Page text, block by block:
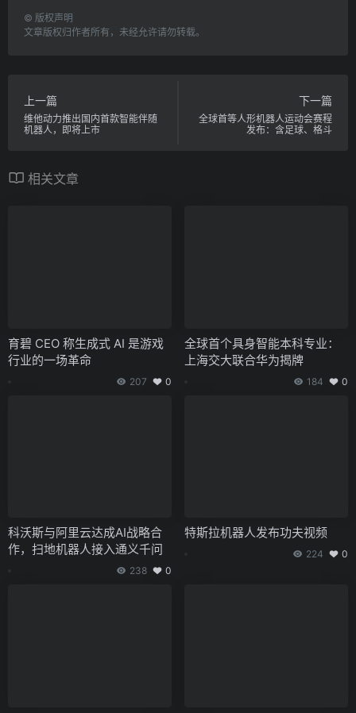
© 版权声明
文章版权归作者所有，未经允许请勿转载。
上一篇
维他动力推出国内首款智能伴随
机器人，即将上市
下一篇
全球首等人形机器人运动会赛程
发布：含足球、格斗
相关文章
育碧 CEO 称生成式 AI 是游戏
行业的一场革命
207 0
全球首个具身智能本科专业：
上海交大联合华为揭牌
184 0
科沃斯与阿里云达成AI战略合
作，扫地机器人接入通义千问
238 0
特斯拉机器人发布功夫视频
224 0